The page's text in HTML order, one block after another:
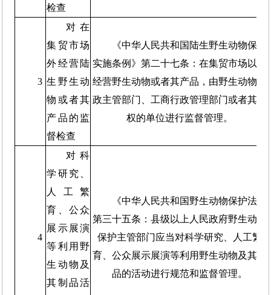
检查
3
对在
集贸市场
外经营陆
生野生动
物或者其
产品的监
督检查
《中华人民共和国陆生野生动物保护
实施条例》第二十七条：在集贸市场以外
经营野生动物或者其产品，由野生动物行
政主管部门、工商行政管理部门或者其授
权的单位进行监督管理。
4
对科
学研究、
人工繁
育、公众
展示展演
等利用野
生动物及
其制品活
《中华人民共和国野生动物保护法》
第三十五条：县级以上人民政府野生动物
保护主管部门应当对科学研究、人工繁
育、公众展示展演等利用野生动物及其制
品的活动进行规范和监督管理。